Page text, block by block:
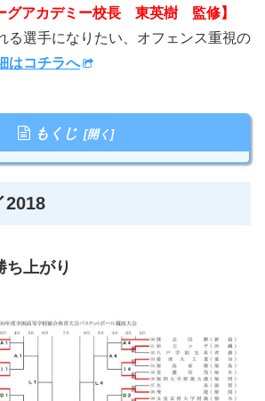
グアカデミー校長 東英樹 監修】
選手になりたい、オフェンス重視の
はコチラへ
もくじ
2018
ち上がり